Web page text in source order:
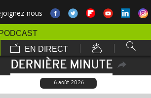
nous
PODCAST
EN DIRECT
DERNIÈRE MINUTE
6 août 2026